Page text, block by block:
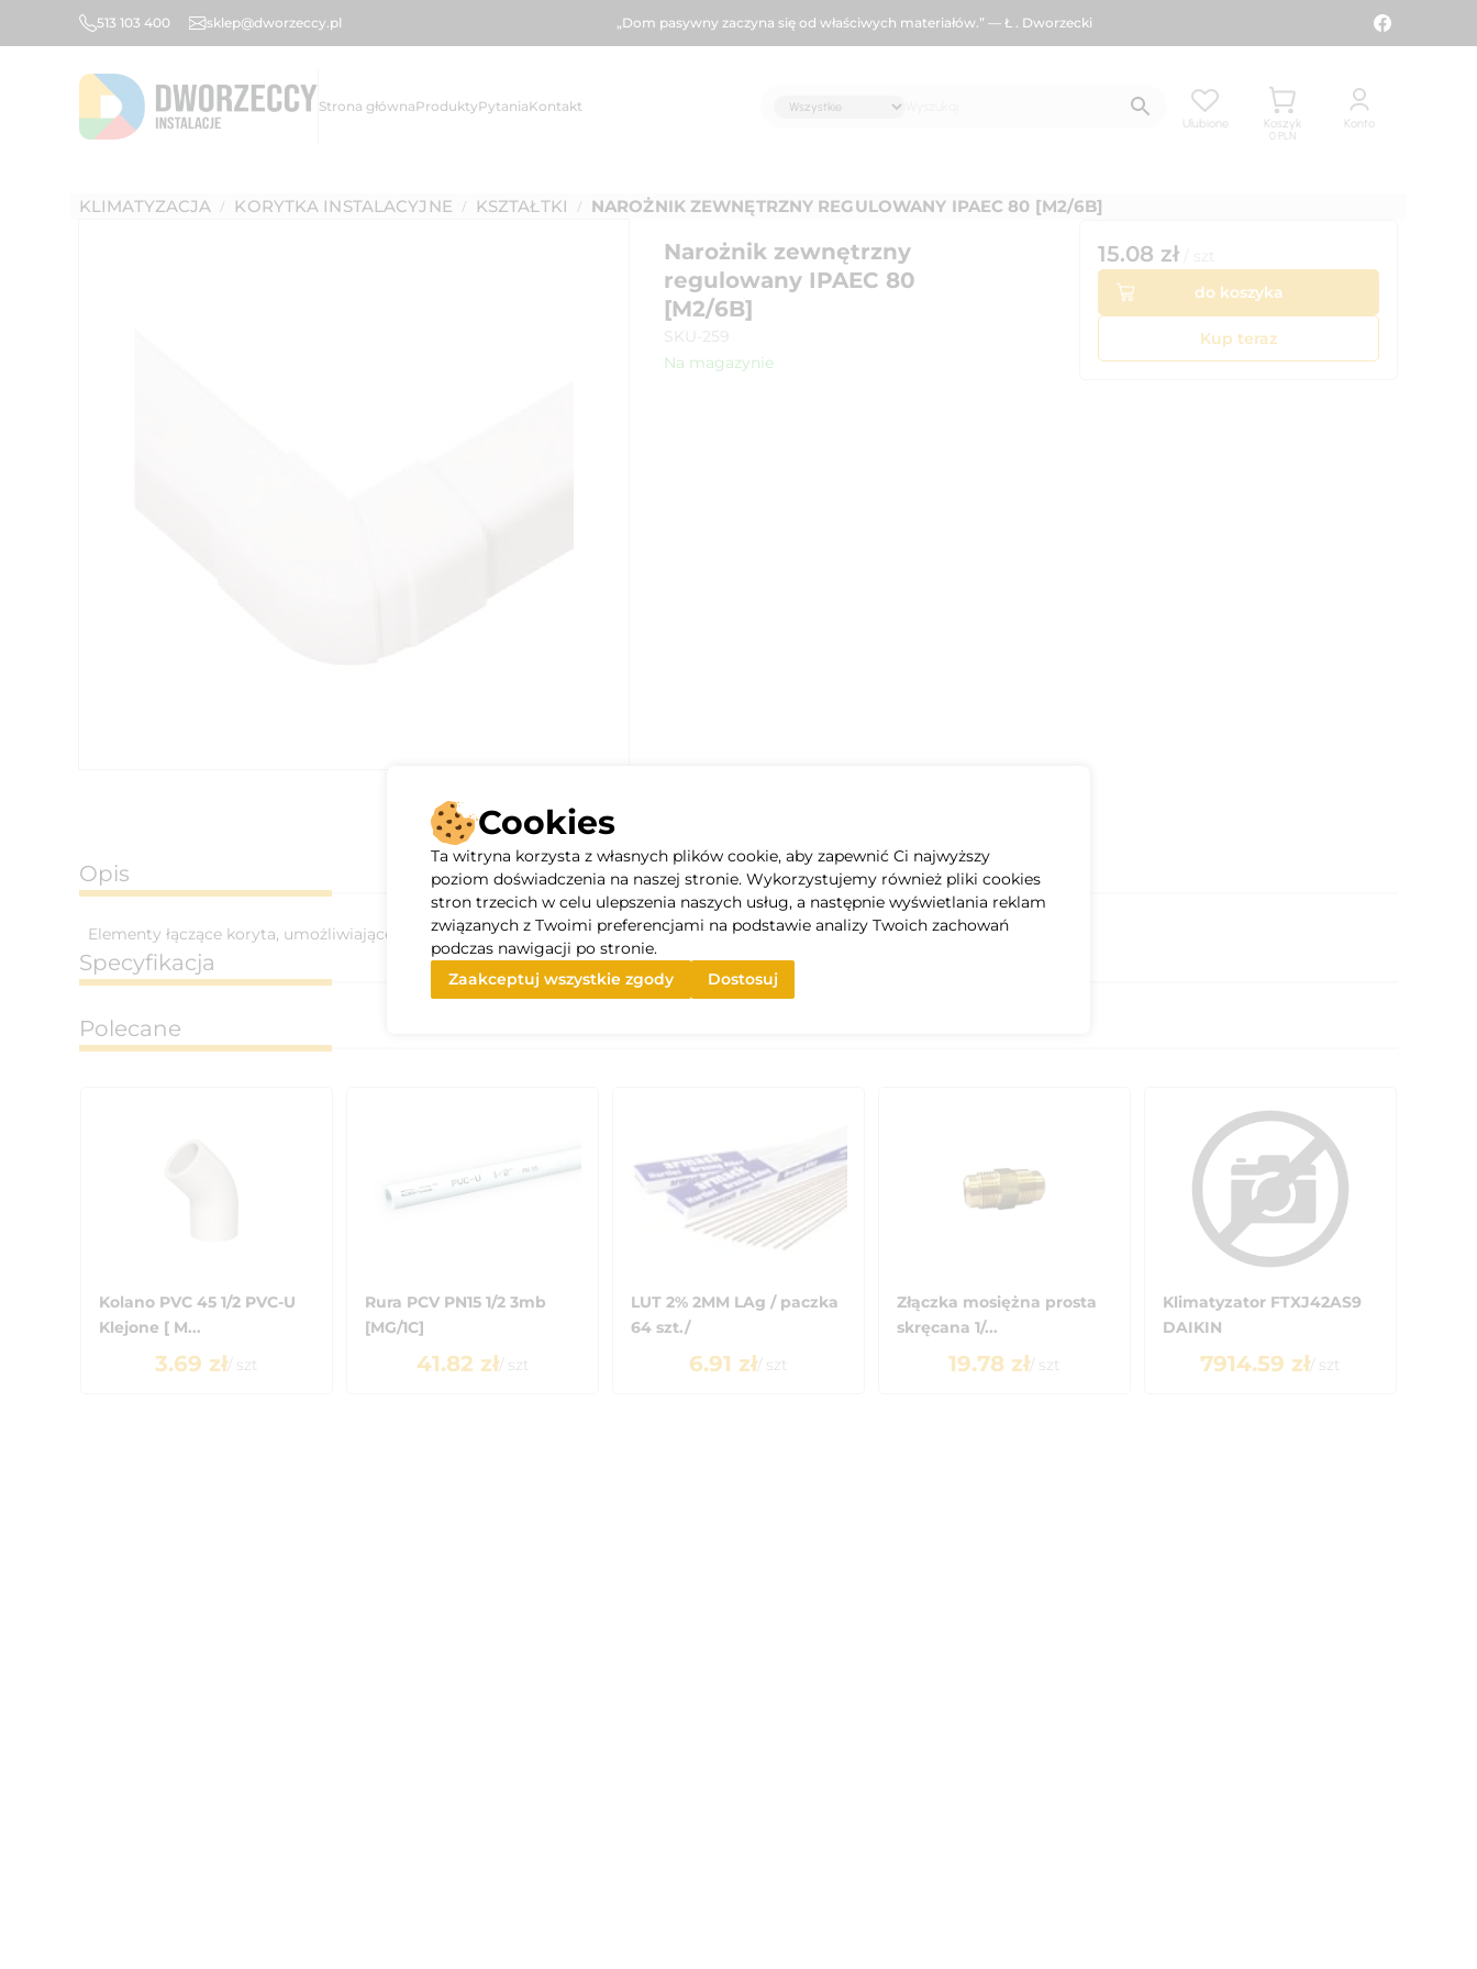
513 103 400 sklep@dworzeccy.pl „Dom pasywny zaczyna się od właściwych materiałów.” — Ł . Dworzecki
Strona głównaProduktyPytaniaKontakt
Ulubione
Koszyk
0 PLN
Konto
KLIMATYZACJA / KORYTKA INSTALACYJNE / KSZTAŁTKI / NAROŻNIK ZEWNĘTRZNY REGULOWANY IPAEC 80 [M2/6B]
Narożnik zewnętrzny
regulowany IPAEC 80
[M2/6B]
SKU-259
Na magazynie
15.08 zł
do koszyka
Kup teraz
Opis
Elementy łączące koryta, umożliwiające ich montaż pod kątem od 80° do 105°
Specyfikacja
Polecane
Kolano PVC 45 1/2 PVC-U
Klejone [ M...
3.69 zł/ szt
Rura PCV PN15 1/2 3mb
[MG/1C]
41.82 zł/ szt
LUT 2% 2MM LAg / paczka
64 szt./
6.91 zł/ szt
Złączka mosiężna prosta
skręcana 1/...
19.78 zł/ szt
Klimatyzator FTXJ42AS9
DAIKIN
7914.59 zł/ szt
Cookies
Ta witryna korzysta z własnych plików cookie, aby zapewnić Ci najwyższy
poziom doświadczenia na naszej stronie. Wykorzystujemy również pliki cookies
stron trzecich w celu ulepszenia naszych usług, a następnie wyświetlania reklam
związanych z Twoimi preferencjami na podstawie analizy Twoich zachowań
podczas nawigacji po stronie.
Zaakceptuj wszystkie zgody
Dostosuj